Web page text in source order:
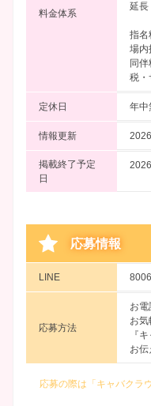
料金体系
延
指
場
同
税
定休日 年中
情報更新
掲載終了予定
日
応募情報
LINE
応募方法
お
お気
『
お
応募の際は「キャバクラ